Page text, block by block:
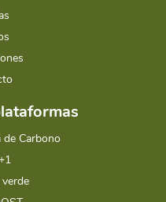
de Carbono